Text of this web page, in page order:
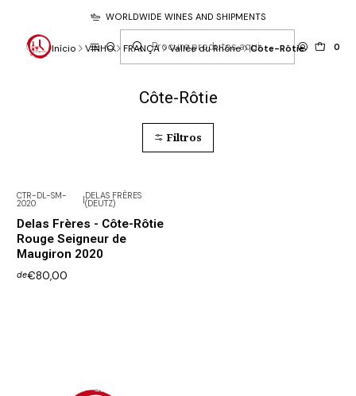
0
WORLDWIDE WINES AND SHIPMENTS
Início VINHO FRANÇA Vallée du Rhône Côte-Rôtie
Côte-Rôtie
Filtros
CTR-DL-SM-
2020 |DELAS FRÈRES
(DEUTZ)
Delas Frères - Côte-Rôtie
Rouge Seigneur de
Maugiron 2020
de€80,00